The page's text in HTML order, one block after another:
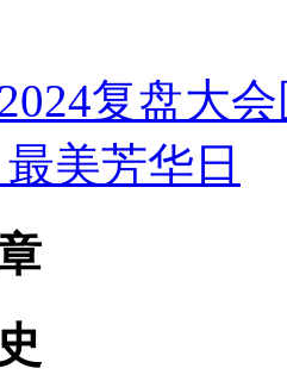
复盘大
美芳华日